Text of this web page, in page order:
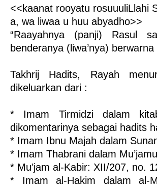
<<kaanat rooyatu rosuuuliLlahi
a, wa liwaa u huu abyadho>>
“Raayahnya (panji) Rasul
benderanya (liwa’nya) berwarna
Takhrij Hadits, Rayah
dikeluarkan dari :
* Imam Tirmidzi dalam
dikomentarinya sebagai hadits
* Imam Ibnu Majah dalam
* Imam Thabrani dalam
* Mu’jam al-Kabir: XII/207, no.
* Imam al-Hakim dalam al-